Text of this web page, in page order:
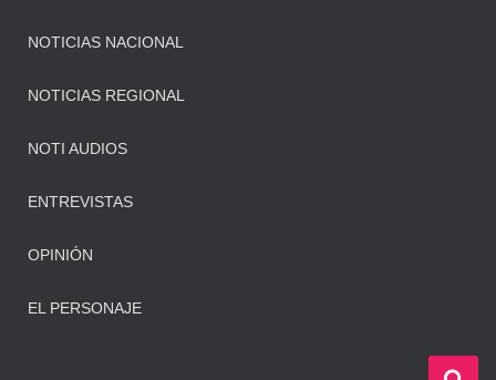
NOTICIAS NACIONAL
NOTICIAS REGIONAL
NOTI AUDIOS
ENTREVISTAS
OPINIÓN
EL PERSONAJE